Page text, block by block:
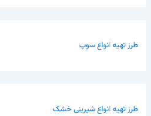
طرز تهیه انواع سوپ
طرز تهیه انواع شیرینی خشک